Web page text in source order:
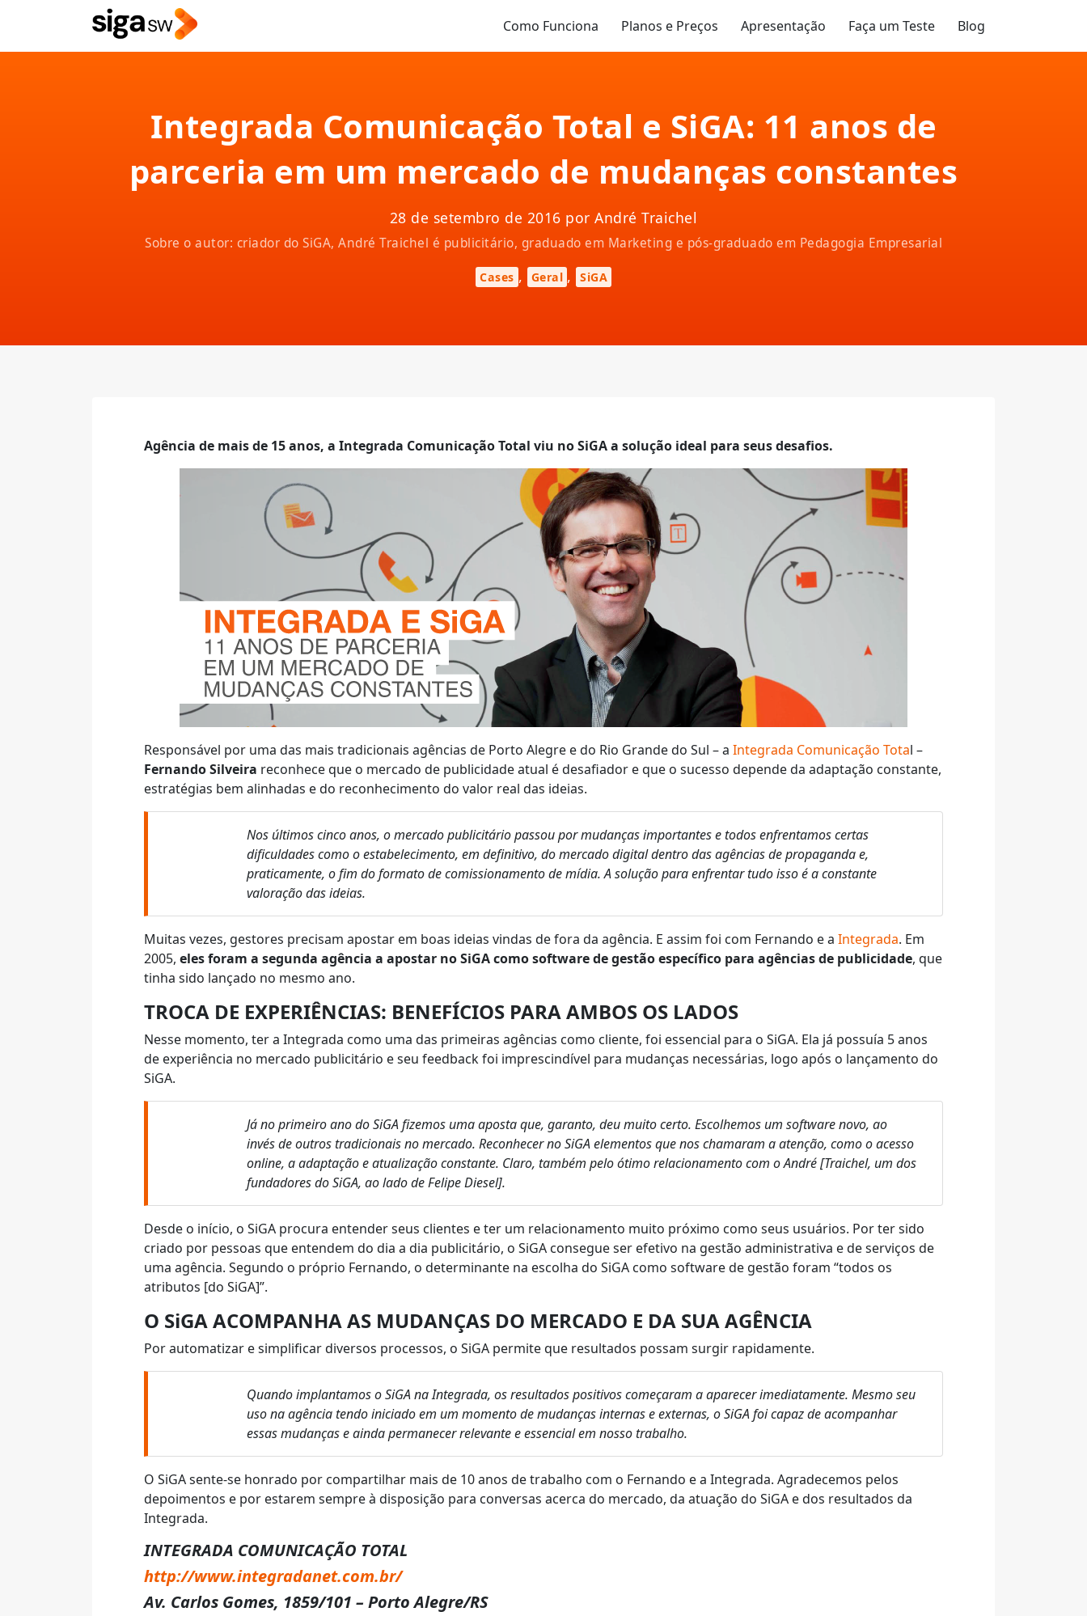
Como Funciona Planos e Preços Apresentação Faça um Teste Blog
Integrada Comunicação Total e SiGA: 11 anos de
parceria em um mercado de mudanças constantes
28 de setembro de 2016 por André Traichel
Sobre o autor: criador do SiGA, André Traichel é publicitário, graduado em Marketing e pós-graduado em Pedagogia Empresarial
Cases , Geral , SiGA
Agência de mais de 15 anos, a Integrada Comunicação Total viu no SiGA a solução ideal para seus desafios.
Responsável por uma das mais tradicionais agências de Porto Alegre e do Rio Grande do Sul – a Integrada Comunicação Total –
Fernando Silveira reconhece que o mercado de publicidade atual é desafiador e que o sucesso depende da adaptação constante,
estratégias bem alinhadas e do reconhecimento do valor real das ideias.
Nos últimos cinco anos, o mercado publicitário passou por mudanças importantes e todos enfrentamos certas
dificuldades como o estabelecimento, em definitivo, do mercado digital dentro das agências de propaganda e,
praticamente, o fim do formato de comissionamento de mídia. A solução para enfrentar tudo isso é a constante
valoração das ideias.
Muitas vezes, gestores precisam apostar em boas ideias vindas de fora da agência. E assim foi com Fernando e a Integrada. Em
2005, eles foram a segunda agência a apostar no SiGA como software de gestão específico para agências de publicidade, que
tinha sido lançado no mesmo ano.
TROCA DE EXPERIÊNCIAS: BENEFÍCIOS PARA AMBOS OS LADOS
Nesse momento, ter a Integrada como uma das primeiras agências como cliente, foi essencial para o SiGA. Ela já possuía 5 anos
de experiência no mercado publicitário e seu feedback foi imprescindível para mudanças necessárias, logo após o lançamento do
SiGA.
Já no primeiro ano do SiGA fizemos uma aposta que, garanto, deu muito certo. Escolhemos um software novo, ao
invés de outros tradicionais no mercado. Reconhecer no SiGA elementos que nos chamaram a atenção, comoo acesso
online, a adaptação e atualização constante. Claro, também pelo ótimo relacionamento com o André [Traichel, um dos
fundadores do SiGA, ao lado de Felipe Diesel].
Desde o início, o SiGA procura entender seus clientes e ter um relacionamento muito próximo como seus usuários. Por ter sido
criado por pessoas que entendem do dia a dia publicitário, o SiGA consegue ser efetivo na gestão administrativa e de serviços de
uma agência. Segundo o próprio Fernando, o determinante na escolha do SiGA como software de gestão foram “todos os
atributos [do SiGA]”.
O SiGA ACOMPANHA AS MUDANÇAS DO MERCADO E DA SUA AGÊNCIA
Por automatizar e simplificar diversos processos, o SiGA permite que resultados possam surgir rapidamente.
Quando implantamos o SiGA na Integrada, os resultados positivos começaram a aparecer imediatamente. Mesmo seu
uso na agência tendo iniciado em um momento de mudanças internas e externas, o SiGA foi capaz de acompanhar
essas mudanças e ainda permanecer relevante e essencial em nosso trabalho.
O SiGA sente-se honrado por compartilhar mais de 10 anos de trabalho com o Fernando e a Integrada. Agradecemos pelos
depoimentos e por estarem sempre à disposição para conversas acerca do mercado, da atuação do SiGA e dos resultados da
Integrada.
INTEGRADA COMUNICAÇÃO TOTAL
http://www.integradanet.com.br/
Av. Carlos Gomes, 1859/101 – Porto Alegre/RS